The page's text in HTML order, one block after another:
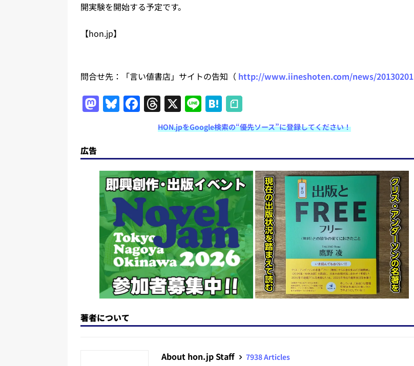
開実験を開始する予定です。
【hon.jp】
問合せ先：「言い値書店」サイトの告知（ http://www.iineshoten.com/news/20130201
M
a
o
d
o
n
Bl
u
s
k
y
F
a
e
b
o
o
k
T
h
re
a
d
s
X Li
n
e
H
at
e
n
a
HON.jpをGoogle検索の“優先ソース”に登録してください！
広告
著者について
About hon.jp Staff
7938 Articles